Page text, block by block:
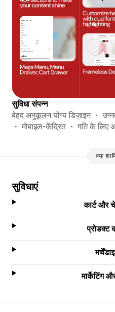
सुविधा संपन्न
बेहद अनुकूलन योग्य डिज़ाइन ・
・ मोबाइल-केंद्रित ・ गति के लिए
क्या
सुविधाएं
कार्ट
प्रोडक्ट
मार्केटिंग